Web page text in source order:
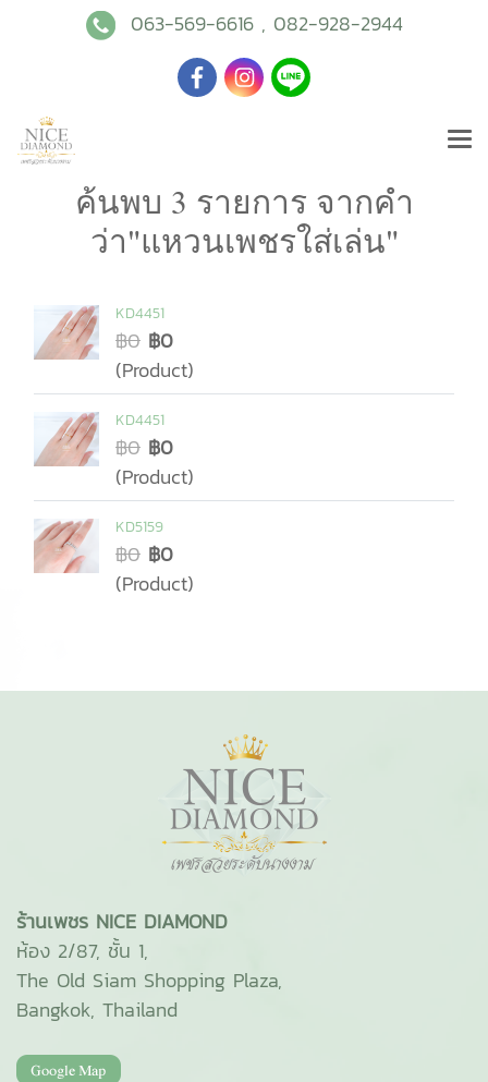
063-569-6616, 082-928-2944
ค้นพบ 3 รายการ จากคำ
ว่า"แหวนเพชรใส่เล่น"
KD4451
฿0 ฿0
(Product)
KD4451
฿0 ฿0
(Product)
KD5159
฿0 ฿0
(Product)
ร้านเพชร NICE DIAMOND
ห้อง 2/87, ชั้น 1,
The Old Siam Shopping Plaza,
Bangkok, Thailand